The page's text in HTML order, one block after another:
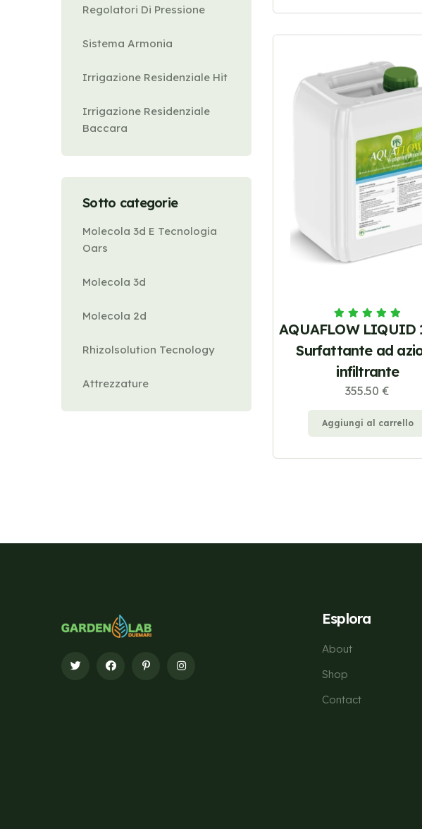
Regolatori Di Pressione
Sistema Armonia
Irrigazione Residenziale Hit
Irrigazione Residenziale
Baccara
Sotto categorie
Molecola 3d E Tecnologia
Oars
Molecola 3d
Molecola 2d
Rhizolsolution Tecnology
Attrezzature
AQUAFLOW LIQUID
Surfattante ad
infiltrante
355.50 €
Aggiungi al carrello
Esplora
About
Shop
Contact